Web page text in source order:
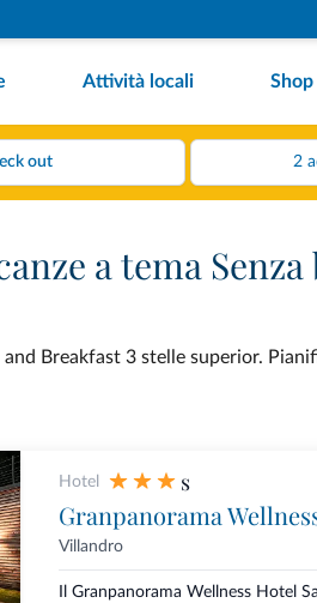
Attività locali
a tema
Breakfast 3 stelle superior.
Hotel s
Granpanorama
Villandro
Il Granpanorama Wellness Hotel